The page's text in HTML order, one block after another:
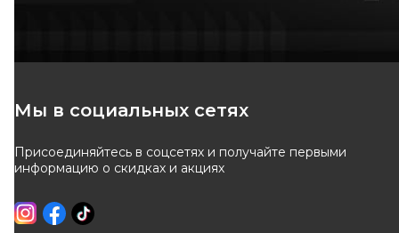
Мы в социальных сетях
Присоединяйтесь в соцсетях и получайте первыми
информацию о скидках и акциях